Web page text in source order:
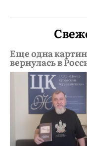
Еще одна
вернулась в